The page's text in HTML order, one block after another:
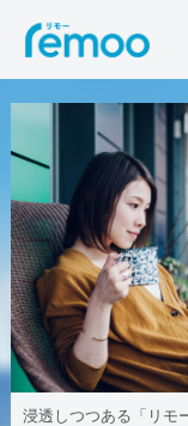
浸透しつつある「リモ